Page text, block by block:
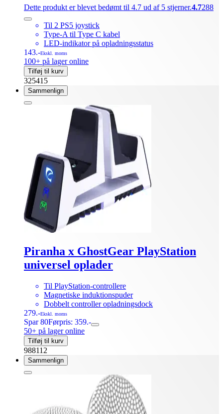
Dette produkt er blevet bedømt til 4.7 ud af 5 stjerner.4.7288
Til 2 PS5 joystick
Type-A til Type C kabel
LED-indikator på opladningsstatus
143.-Ekskl. moms
100+ på lager online
Tilføj til kurv
325415
Sammenlign
Piranha x GhostGear PlayStation
universel oplader
Til PlayStation-controllere
Magnetiske induktionspuder
Dobbelt controller opladningsdock
279.-Ekskl. moms
Spar 80Førpris: 359.-
50+ på lager online
Tilføj til kurv
988112
Sammenlign